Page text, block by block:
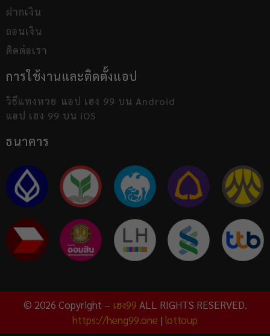
ฝากเงิน
ถอนเงิน
ติดต่อเรา
การใช้งานและติดตั้งแอป
วิธีแทงหวย แอป เฮง 99 บน Android
แอป เฮง 99 บน iOS
ธนาคาร
© 2026 Copyright – เฮง99 ALL RIGHTS RESERVED.
https://heng99.one | lottoup